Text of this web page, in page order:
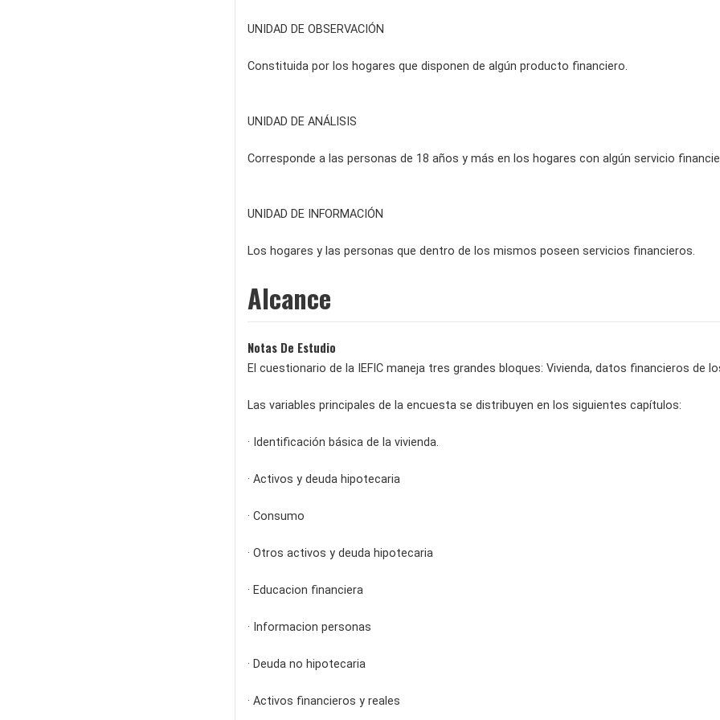
UNIDAD DE OBSERVACIÓN
Constituida por los hogares que disponen de algún producto financiero.
UNIDAD DE ANÁLISIS
Corresponde a las personas de 18 años y más en los hogares con algún servicio
UNIDAD DE INFORMACIÓN
Los hogares y las personas que dentro de los mismos poseen servicios financieros.
Alcance
Notas De Estudio
El cuestionario de la IEFIC maneja tres grandes bloques: Vivienda, datos financieros de
Las variables principales de la encuesta se distribuyen en los siguientes capítulos:
· Identificación básica de la vivienda.
· Activos y deuda hipotecaria
· Consumo
· Otros activos y deuda hipotecaria
· Educacion financiera
· Informacion personas
· Deuda no hipotecaria
· Activos financieros y reales